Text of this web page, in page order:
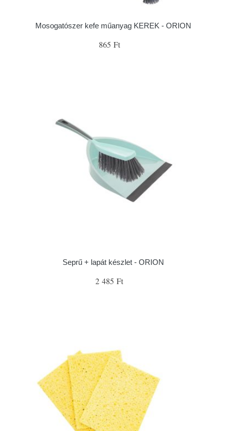
Mosogatószer kefe műanyag KEREK - ORION
865 Ft
Seprű + lapát készlet - ORION
2 485 Ft